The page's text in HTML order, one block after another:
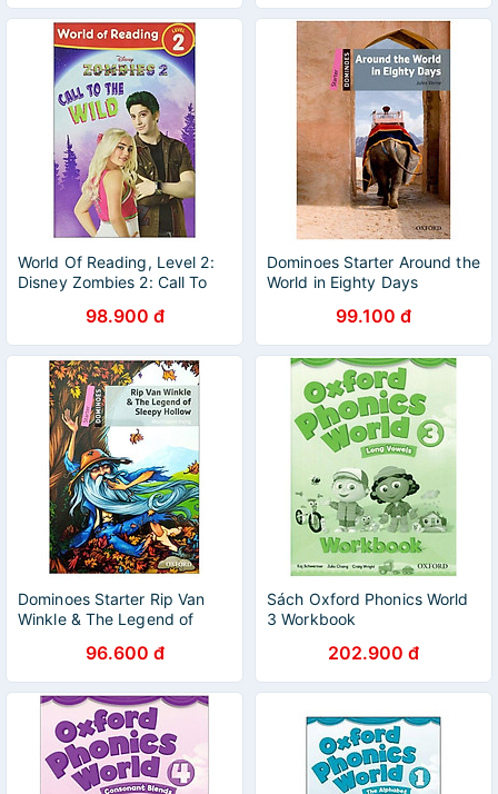
World Of Reading, Level 2:
Disney Zombies 2: Call To
98.900 đ
Dominoes Starter Around the
World in Eighty Days
99.100 đ
Dominoes Starter Rip Van
Winkle & The Legend of
96.600 đ
Sách Oxford Phonics World
3 Workbook
202.900 đ